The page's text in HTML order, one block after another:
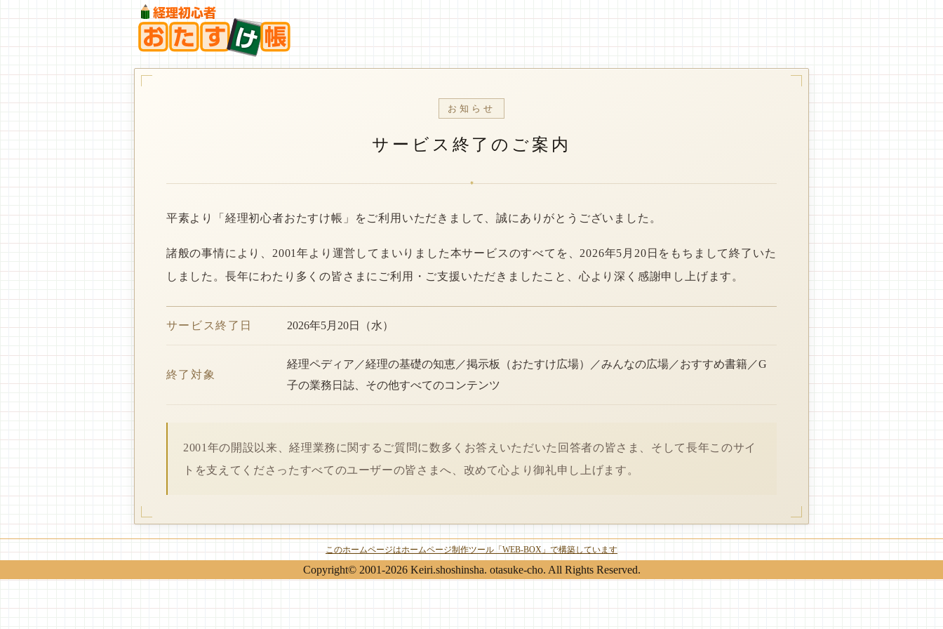
お知らせ
サービス終了のご案内
*
平素より「経理初心者おたすけ帳」をご利用いただきまして、誠にありがとうございました。
諸般の事情により、2001年より運営してまいりました本サービスのすべてを、2026年5月20日をもちまして終了いた
しました。長年にわたり多くの皆さまにご利用・ご支援いただきましたこと、心より深く感謝申し上げます。
サービス終了日 2026年5月20日（水）
終了対象
経理ペディア／経理の基礎の知恵／掲示板（おたすけ広場）／みんなの広場／おすすめ書籍／G
子の業務日誌、その他すべてのコンテンツ
2001年の開設以来、経理業務に関するご質問に数多くお答えいただいた回答者の皆さま、そして長年このサイ
トを支えてくださったすべてのユーザーの皆さまへ、改めて心より御礼申し上げます。
このホームページはホームページ制作ツール「WEB-BOX」で構築しています
Copyright© 2001-2026 Keiri.shoshinsha. otasuke-cho. All Rights Reserved.